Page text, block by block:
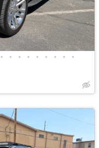
• • • • • • • • •